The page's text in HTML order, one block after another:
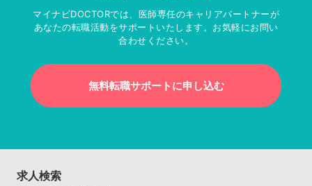
マイナビDOCTORでは、医師専任のキャリアパートナーが
あなたの転職活動をサポートいたします。お気軽にお問い
合わせください。
無料転職サポートに申し込む
求人検索